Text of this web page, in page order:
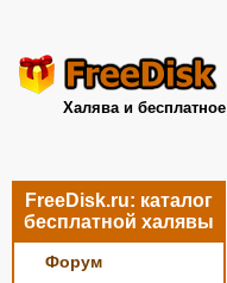
Халява и бесплатное
FreeDisk.ru: каталог
бесплатной халявы
Форум